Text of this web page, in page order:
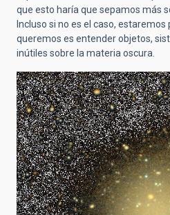
que esto haría que sepamos más
Incluso si no es el caso,
queremos es entender objetos,
inútiles sobre la materia oscura.